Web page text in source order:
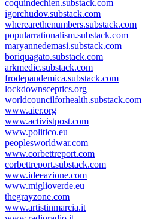
coquindechien.substack.com
igorchudov.substack.com
wherearethenumbers.substack.com
popularrationalism.substack.com
maryannedemasi.substack.com
boriquagato.substack.com
arkmedic.substack.com
frodepandemica.substack.com
lockdownsceptics.org
worldcouncilforhealth.substack.com
www.aier.org
www.activistpost.com
www.politico.eu
peoplesworldwar.com
www.corbettreport.com
corbettreport.substack.com
www.ideeazione.com
www.miglioverde.eu
thegrayzone.com
www.artistinmarcia.it